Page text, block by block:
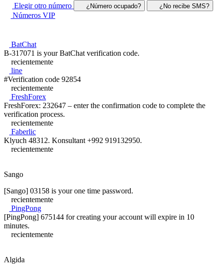
Elegir otro número
¿Número ocupado? ¿No recibe SMS?
Números VIP
BatChat
B-317071 is your BatChat verification code.
recientemente
line
#Verification code 92854
recientemente
FreshForex
FreshForex: 232647 – enter the confirmation code to complete the
verification process.
recientemente
Faberlic
Klyuch 48312. Konsultant +992 919132950.
recientemente
Sango
[Sango] 03158 is your one time password.
recientemente
PingPong
[PingPong] 675144 for creating your account will expire in 10
minutes.
recientemente
Algida